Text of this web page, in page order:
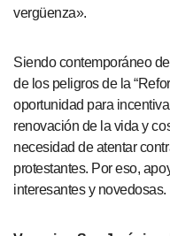
vergüenza».
Siendo contemporáneo
de los peligros de la
oportunidad para
renovación de la vida y
necesidad de atentar
protestantes. Por eso,
interesantes y novedosas.